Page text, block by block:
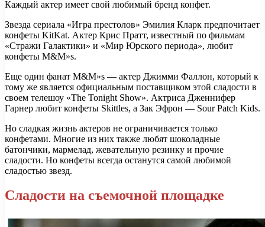
Каждый актер имеет свой любимый бренд конфет.
Звезда сериала «Игра престолов» Эмилия Кларк предпочитает
конфеты KitKat. Актер Крис Пратт, известный по фильмам
«Стражи Галактики» и «Мир Юрского периода», любит
конфеты M&M»s.
Еще один фанат M&M»s — актер Джимми Фаллон, который к
тому же является официальным поставщиком этой сладости в
своем телешоу «The Tonight Show». Актриса Дженнифер
Гарнер любит конфеты Skittles, а Зак Эфрон — Sour Patch Kids.
Но сладкая жизнь актеров не ограничивается только
конфетами. Многие из них также любят шоколадные
батончики, мармелад, жевательную резинку и прочие
сладости. Но конфеты всегда останутся самой любимой
сладостью звезд.
Сладости на съемочной площадке